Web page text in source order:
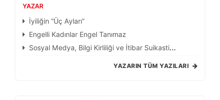
YAZAR
İyiliğin “Üç Ayları”
Engelli Kadınlar Engel Tanımaz
Sosyal Medya, Bilgi Kirliliği ve İtibar Suikasti
YAZARIN TÜM YAZILARI